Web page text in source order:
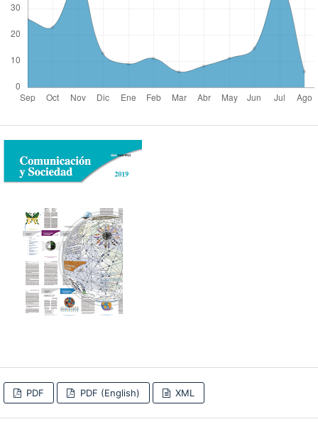
PDF PDF (English) XML